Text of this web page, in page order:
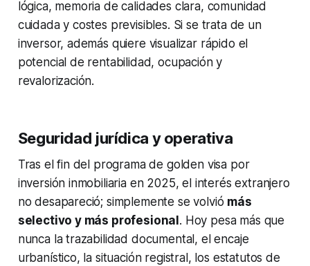
lógica, memoria de calidades clara, comunidad
cuidada y costes previsibles. Si se trata de un
inversor, además quiere visualizar rápido el
potencial de rentabilidad, ocupación y
revalorización.
Seguridad jurídica y operativa
Tras el fin del programa de golden visa por
inversión inmobiliaria en 2025, el interés extranjero
no desapareció; simplemente se volvió más
selectivo y más profesional . Hoy pesa más que
nunca la trazabilidad documental, el encaje
urbanístico, la situación registral, los estatutos de